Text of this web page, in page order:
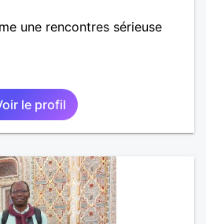
une rencontres sérieuse
le profil